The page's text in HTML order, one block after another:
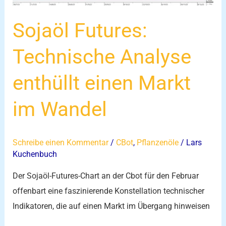
Sojaöl Futures:
Technische Analyse
enthüllt einen Markt
im Wandel
Schreibe einen Kommentar/ CBot, Pflanzenöle / Lars
Kuchenbuch
Der Sojaöl-Futures-Chart an der Cbot für den Februar
offenbart eine faszinierende Konstellation technischer
Indikatoren, die auf einen Markt im Übergang hinweisen
Markt
im
Wandel